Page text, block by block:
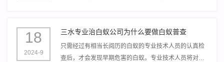
18
2024-9
三水专业治白蚁公司为什么要做白蚁普查
只需经过有相当长阅历的白蚁的专业技术人员的认真检
查后，才会发现早期危害的白蚁。专业技术人员将对贵